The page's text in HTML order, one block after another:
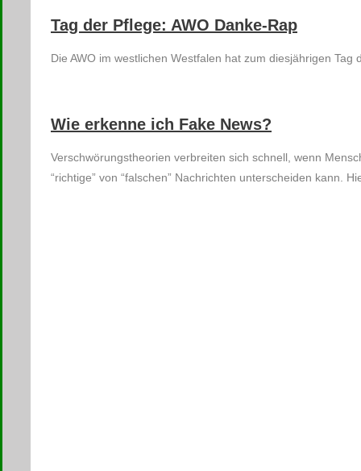
Tag der Pflege: AWO Danke-Rap
Die AWO im westlichen Westfalen hat zum diesjährigen
Wie erkenne ich Fake News?
Verschwörungstheorien verbreiten sich schnell, wenn
“richtige” von “falschen” Nachrichten unterscheiden kann.